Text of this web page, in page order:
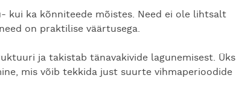
kui ka kõnniteede mõistes. Need ei ole lihtsalt
on praktilise väärtusega.
ja takistab tänavakivide lagunemisest. Üks
mis võib tekkida just suurte vihmaperioodide